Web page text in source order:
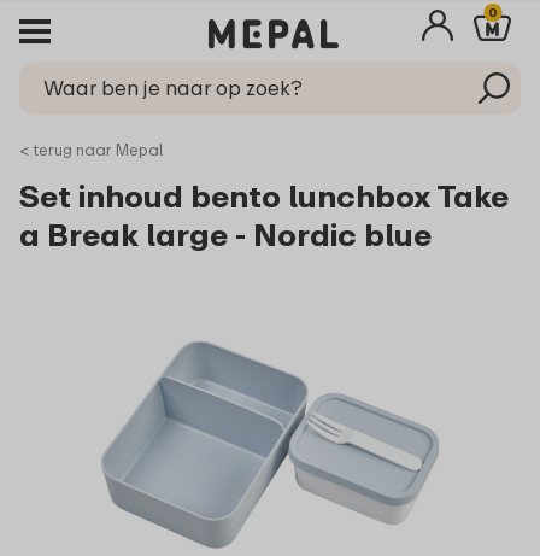
0
< terug naar Mepal
Set inhoud bento lunchbox Take
a Break large - Nordic blue